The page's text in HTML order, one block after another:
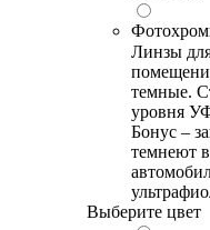
Линзы
темные.
уровня
Бонус –
темнеют
Выберите цвет